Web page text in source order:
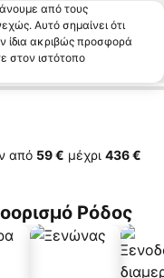
από τους
Αυτό σημαίνει ότι
ίδια ακριβώς προσφορά
στον ιστότοπο
από ‎59 € μέχρι ‎436 €
Ρόδος